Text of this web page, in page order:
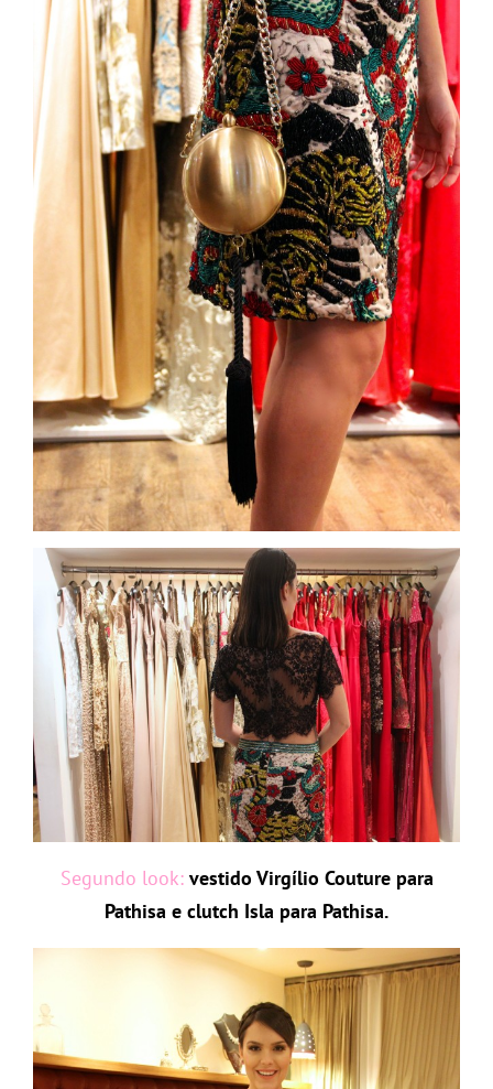
Segundo look: vestido Virgílio Couture para
Pathisa e clutch Isla para Pathisa.